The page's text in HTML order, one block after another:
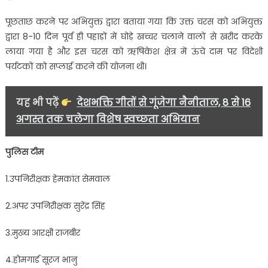
पूछताछ करने पर अभियुक्त द्वारा बताया गया कि उक्त चरस को अभियुक्त
द्वारा 8-10 दिन पूर्व ही पहाड़ों में घोड़े खच्चर चलाने वालों से खरीद करके
लाया गया है और इस चरस को ऋषिकेश क्षेत्र में ऊंचे दाम पर विदेशी
पर्यटकों को सप्लाई करने की योजना थी।
यह भी पढ़ें
देशभक्ति गीतों से गूंजेगा नैनीताल, 8 से 16
अगस्त तक चलेगा विशेष स्वच्छता अभियान
पुलिस टीम
1.उपनिरीक्षक हेमकांत सेमवाल
2.अपर उपनिरीक्षक सुरेंद्र सिंह
3.मुख्य आरक्षी राजबीर
4.होमगार्ड सूरज भानु